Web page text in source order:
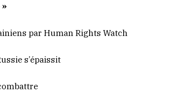
par Human Rights Watch
s’épaissit